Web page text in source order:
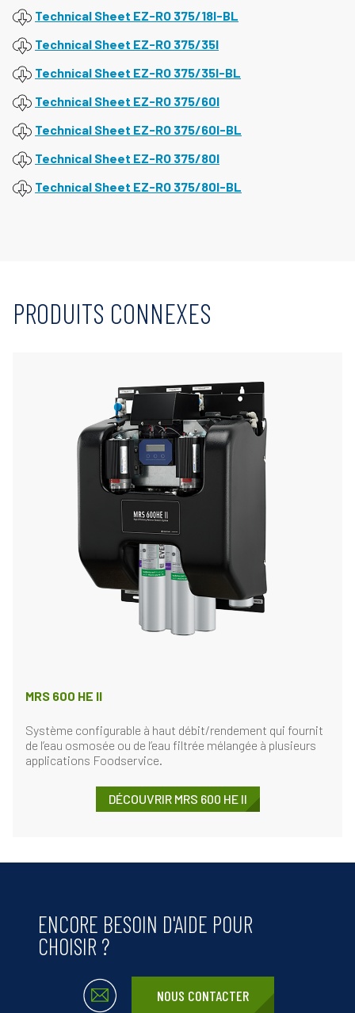
Technical Sheet EZ-RO 375/18l-BL
Technical Sheet EZ-RO 375/35l
Technical Sheet EZ-RO 375/35l-BL
Technical Sheet EZ-RO 375/60l
Technical Sheet EZ-RO 375/60l-BL
Technical Sheet EZ-RO 375/80l
Technical Sheet EZ-RO 375/80l-BL
PRODUITS CONNEXES
MRS 600 HE II
Système configurable à haut débit/rendement qui fournit
de l’eau osmosée ou de l’eau filtrée mélangée à plusieurs
applications Foodservice.
DÉCOUVRIR MRS 600 HE II
ENCORE BESOIN D'AIDE POUR
CHOISIR ?
NOUS CONTACTER